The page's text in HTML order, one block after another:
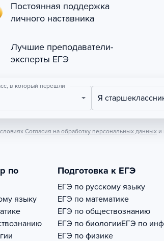
Постоянная поддержка
личного наставника
Лучшие преподаватели-
эксперты ЕГЭ
в который перешли
Я
Согласия на обработку персональных данных и
по
языку
Подготовка к ЕГЭ
ЕГЭ по русскому языку
ЕГЭ по математике
ЕГЭ по обществознанию
ЕГЭ по биологииЕГЭ по
ЕГЭ по физике